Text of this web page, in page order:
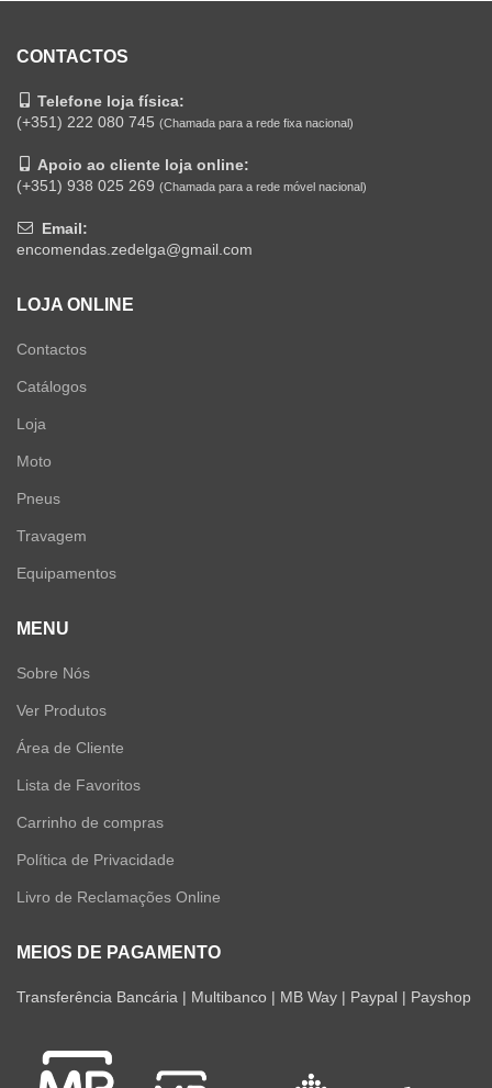
CONTACTOS
Telefone loja física:
(+351) 222 080 745 (Chamada para a rede fixa nacional)
Apoio ao cliente loja online:
(+351) 938 025 269 (Chamada para a rede móvel nacional)
Email:
encomendas.zedelga@gmail.com
LOJA ONLINE
Contactos
Catálogos
Loja
Moto
Pneus
Travagem
Equipamentos
MENU
Sobre Nós
Ver Produtos
Área de Cliente
Lista de Favoritos
Carrinho de compras
Política de Privacidade
Livro de Reclamações Online
MEIOS DE PAGAMENTO
Transferência Bancária | Multibanco | MB Way | Paypal | Payshop